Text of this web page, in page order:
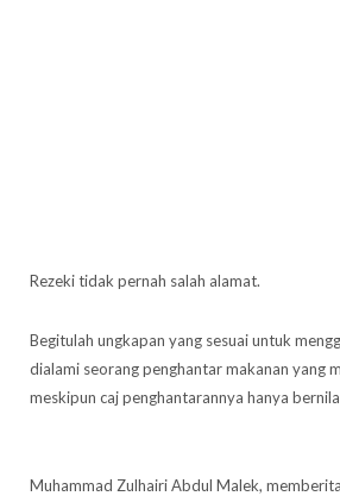
Rezeki tidak pernah salah alamat.
Begitulah ungkapan yang sesuai untuk
dialami seorang penghantar makanan yang
meskipun caj penghantarannya hanya
Muhammad Zulhairi Abdul Malek,